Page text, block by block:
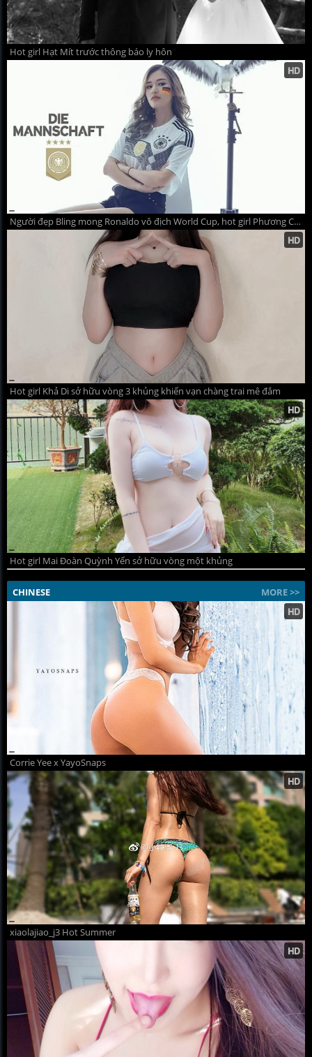
Hot girl Hạt Mít trước thông báo ly hôn
Người đẹp Bling mong Ronaldo vô địch World Cup, hot girl Phương Chi cháy hết mình vì ĐT Đức
Hot girl Khả Di sở hữu vòng 3 khủng khiến vạn chàng trai mê đắm
Hot girl Mai Đoàn Quỳnh Yến sở hữu vòng một khủng
CHINESE MORE >>
Corrie Yee x YayoSnaps
xiaolajiao_j3 Hot Summer